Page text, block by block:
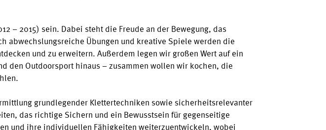
– 2015) sein. Dabei steht die Freude an der Bewegung, das
abwechslungsreiche Übungen und kreative Spiele werden die
und zu erweitern. Außerdem legen wir großen Wert auf ein
den Outdoorsport hinaus – zusammen wollen wir kochen, die
grundlegender Klettertechniken sowie sicherheitsrelevanter
das richtige Sichern und ein Bewusstsein für gegenseitige
und ihre individuellen Fähigkeiten weiterzuentwickeln, wobei